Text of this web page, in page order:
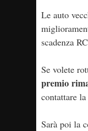
Le auto
scadenza
Se volete
premio
contattare
Sarà poi la